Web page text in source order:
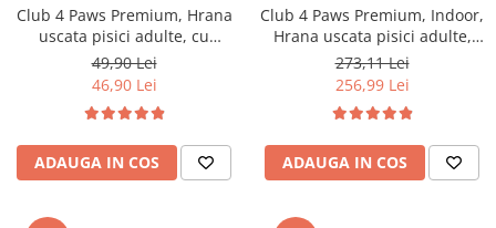
Club 4 Paws Premium, Hrana
uscata pisici adulte, cu
Iepure, 2kg
49,90 Lei
46,90 Lei
ADAUGA IN COS
Club 4 Paws Premium, Indoor,
Hrana uscata pisici adulte,
14kg
273,11 Lei
256,99 Lei
ADAUGA IN COS